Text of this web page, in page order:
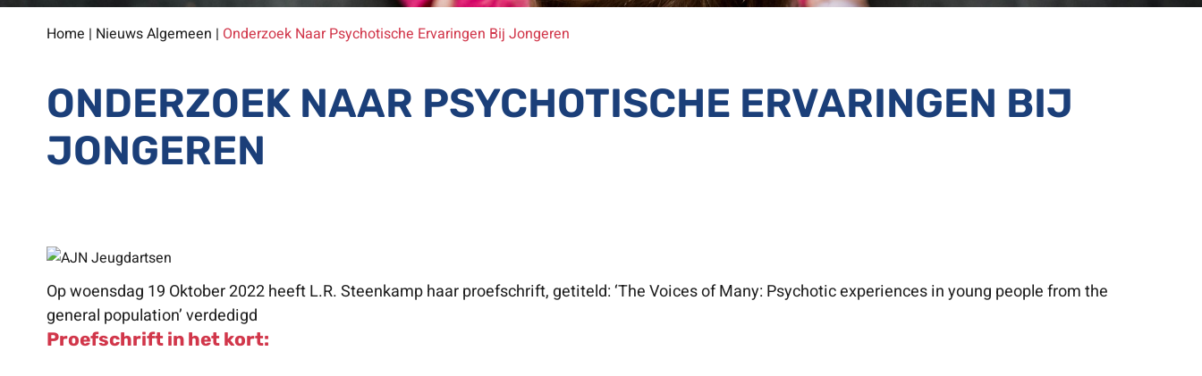
Home | Nieuws Algemeen | Onderzoek Naar Psychotische Ervaringen Bij Jongeren
ONDERZOEK NAAR PSYCHOTISCHE ERVARINGEN BIJ
JONGEREN
Op woensdag 19 Oktober 2022 heeft L.R. Steenkamp haar proefschrift, getiteld: ‘The Voices of Many: Psychotic experiences in young people from the
general population’ verdedigd
Proefschrift in het kort: